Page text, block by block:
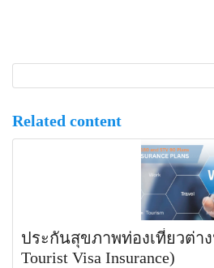
Related content
ประกันสุขภาพท่องเที่ยวต่าง
Tourist Visa Insurance)